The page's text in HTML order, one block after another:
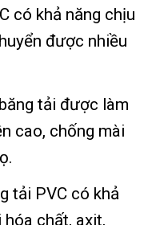
có khả năng chịu
được nhiều
tải được làm
cao, chống mài
tải PVC có khả
chất, axit,